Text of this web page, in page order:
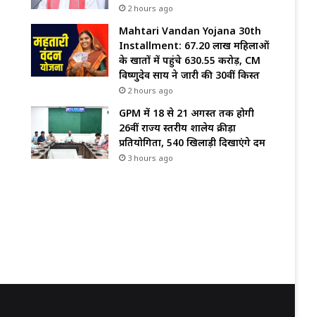
2 hours ago
Mahtari Vandan Yojana 30th
Installment: 67.20 लाख महिलाओं
के खातों में पहुंचे 630.55 करोड़, CM
विष्णुदेव साय ने जारी की 30वीं किस्त
2 hours ago
GPM में 18 से 21 अगस्त तक होगी
26वीं राज्य स्तरीय शालेय क्रीड़ा
प्रतियोगिता, 540 खिलाड़ी दिखाएंगे दम
3 hours ago